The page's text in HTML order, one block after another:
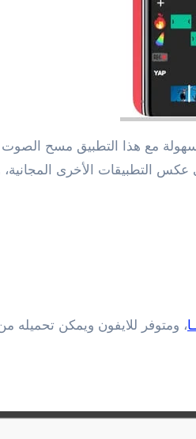
مع هذا التطبيق مسح الصوت
التطبيقات الأخرى المجانية،
، ومتوفر للايفون ويمكن تحميله